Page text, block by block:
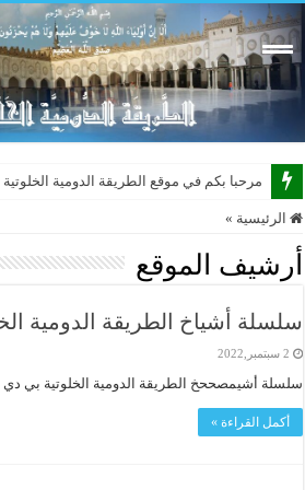
مرحبا بكم في موقع الطريقة الدومية الخلوتية
الرئيسية »
أرشيف الموقع
سلسلة أشياخ الطريقة الدومية
2 سبتمبر,2022
سلسلة أشيمصححخ الطريقة الدومية الخلوتية بي
أكمل القراءة »